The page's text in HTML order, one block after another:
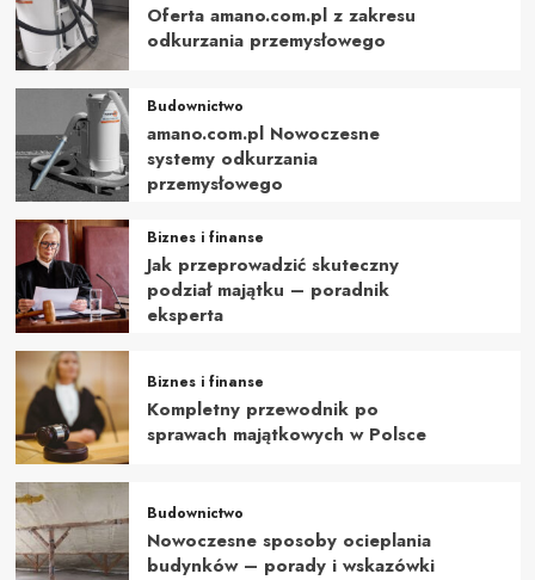
Oferta amano.com.pl z zakresu
odkurzania przemysłowego
Budownictwo
amano.com.pl Nowoczesne
systemy odkurzania
przemysłowego
Biznes i finanse
Jak przeprowadzić skuteczny
podział majątku – poradnik
eksperta
Biznes i finanse
Kompletny przewodnik po
sprawach majątkowych w Polsce
Budownictwo
Nowoczesne sposoby ocieplania
budynków – porady i wskazówki